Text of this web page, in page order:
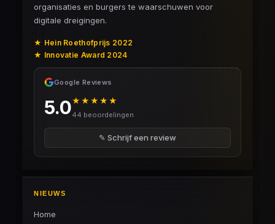
organisaties en burgers te waarschuwen voor
digitale dreigingen.
★ Hein Roethofprijs 2022
★ Innovatie Award 2024
Google Reviews
5.0★★★★★
44 beoordelingen
✎ Schrijf een review
NIEUWS
Home